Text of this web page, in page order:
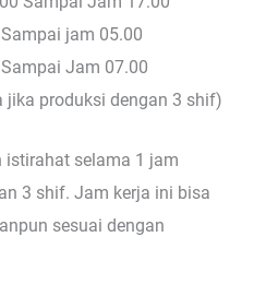
jam 05.00
Jam 07.00
jika produksi dengan 3 shif)
selama 1 jam
3 shif. Jam kerja ini bisa
sesuai dengan